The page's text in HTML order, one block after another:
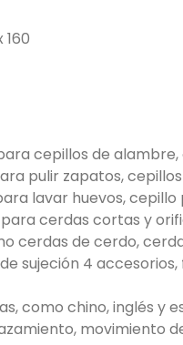
cepillos de
pulir zapatos,
lavar huevos,
cerdas cortas y
de cerdo,
sujeción 4
como chino, inglés y
movimiento